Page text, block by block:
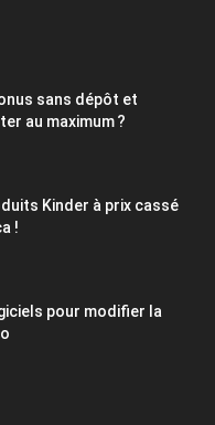
sans dépôt et
au maximum ?
Kinder à prix cassé
!
pour modifier la